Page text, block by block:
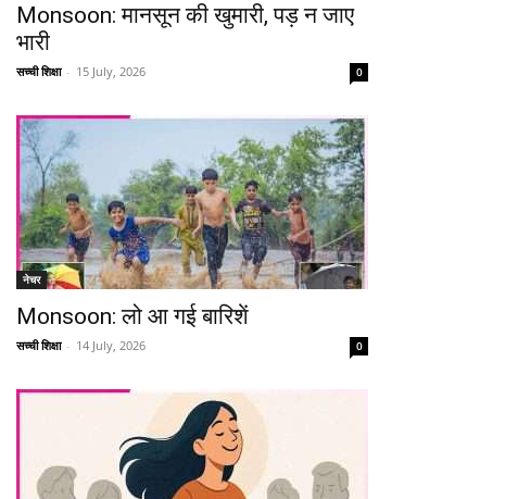
Monsoon: मानसून की खुमारी, पड़ न जाए
भारी
सच्ची शिक्षा - 15 July, 2026 0
नेचर
Monsoon: लो आ गई बारिशें
सच्ची शिक्षा - 14 July, 2026 0